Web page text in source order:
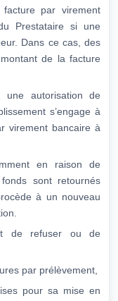
par virement
Prestataire si une
Dans ce cas, des
de la facture
autorisation de
s’engage à
virement bancaire à
en raison de
sont retournés
à un nouveau
de refuser ou de
par prélèvement,
pour sa mise en